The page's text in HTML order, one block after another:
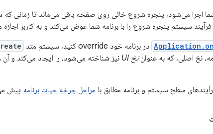
اجرا می‌شود، پنجره شروع خالی روی صفحه باقی می‌ماند تا زمانی که
فرآیند سیستم پنجره شروع را با برنامه شما عوض می‌کند و به کاربر اجازه
در برنامه خود override کنید، سیستم متد
نخ اصلی، که به عنواننخ UI
نیز شناخته می‌شود، را ایجاد می‌کند و آن
سطح سیستم و برنامه مطابق با مراحل چرخه حیات برنامه پیش